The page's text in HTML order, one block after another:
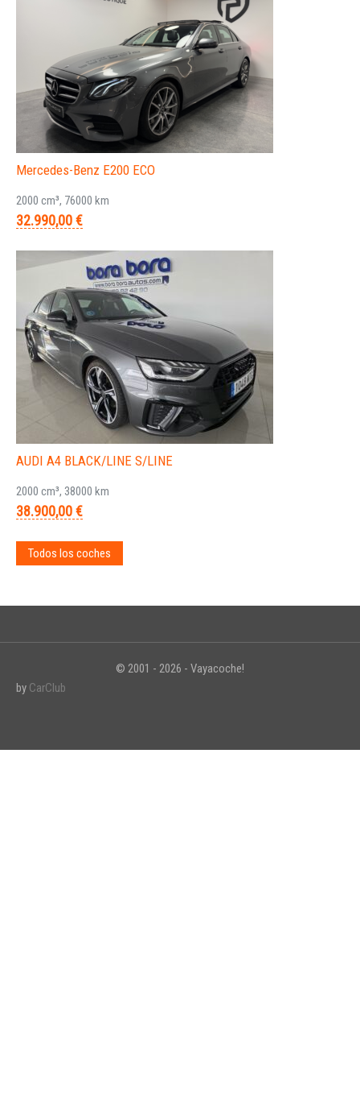
Mercedes-Benz E200 ECO
2000 cm³, 76000 km
32.990,00 €
AUDI A4 BLACK/LINE S/LINE
2000 cm³, 38000 km
38.900,00 €
Todos los coches
© 2001 - 2026 - Vayacoche!
by CarClub